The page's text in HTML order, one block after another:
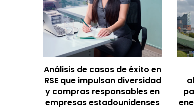
Análisis de casos de éxito en
RSE que impulsan diversidad
y compras responsables en
empresas estadounidenses